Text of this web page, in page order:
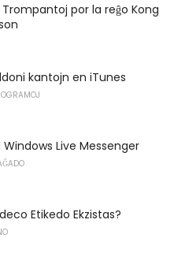
Trompantoj por la reĝo Kong
kantojn en iTunes
Live Messenger
Etikedo Ekzistas?